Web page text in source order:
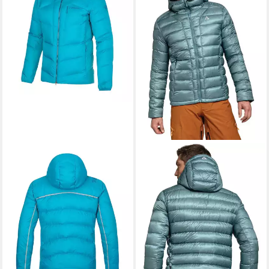
LA SPORTIVA
Winterjacke
Atlas Down hellblau Herren
197,89 €
UVP329,00 €
-40%